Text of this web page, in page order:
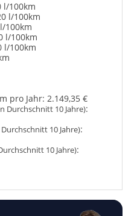
l/100km
l/100km
100km
l/100km
l/100km
pro Jahr: 2.149,35 €
Durchschnitt 10 Jahre):
10 Jahre):
10 Jahre):